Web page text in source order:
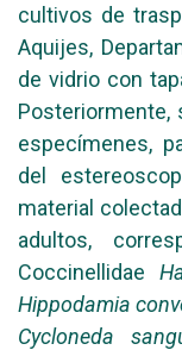
cultivos de
Aquijes,
de vidrio con
Posteriormente,
especímenes,
del
material
adultos,
Coccinellidae
Hippodamia
Cycloneda